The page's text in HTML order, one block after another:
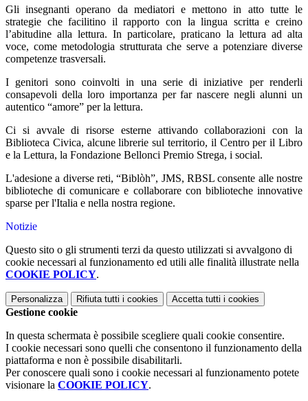
Gli insegnanti operano da mediatori e mettono in atto tutte le
strategie che facilitino il rapporto con la lingua scritta e creino
l’abitudine alla lettura. In particolare, praticano la lettura ad alta
voce, come metodologia strutturata che serve a potenziare diverse
competenze trasversali.
I genitori sono coinvolti in una serie di iniziative per renderli
consapevoli della loro importanza per far nascere negli alunni un
autentico “amore” per la lettura.
Ci si avvale di risorse esterne attivando collaborazioni con la
Biblioteca Civica, alcune librerie sul territorio, il Centro per il Libro
e la Lettura, la Fondazione Bellonci Premio Strega, i social.
L'adesione a diverse reti, “Biblòh”, JMS, RBSL consente alle nostre
biblioteche di comunicare e collaborare con biblioteche innovative
sparse per l'Italia e nella nostra regione.
Notizie
Questo sito o gli strumenti terzi da questo utilizzati si avvalgono di
cookie necessari al funzionamento ed utili alle finalità illustrate nella
COOKIE POLICY.
Personalizza Rifiuta tutti i cookies Accetta tutti i cookies
Gestione cookie
In questa schermata è possibile scegliere quali cookie consentire.
I cookie necessari sono quelli che consentono il funzionamento della
piattaforma e non è possibile disabilitarli.
Per conoscere quali sono i cookie necessari al funzionamento potete
visionare la COOKIE POLICY.